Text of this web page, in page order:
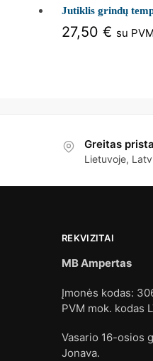
Jutiklis grindų
27,50€ su PVM
Greitas
Lietuvoje,
REKVIZITAI
MB Ampertas
Įmonės kodas:
PVM mok. kodas
Vasario 16-osios
Jonava.